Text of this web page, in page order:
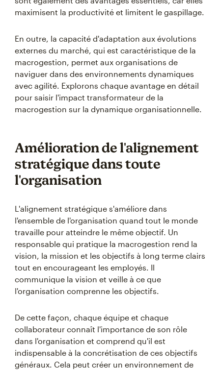
maximisent la productivité et limitent le gaspillage.
En outre, la capacité d'adaptation aux évolutions
externes du marché, qui est caractéristique de la
macrogestion, permet aux organisations de
naviguer dans des environnements dynamiques
avec agilité. Explorons chaque avantage en détail
pour saisir l'impact transformateur de la
macrogestion sur la dynamique organisationnelle.
Amélioration de l'alignement
stratégique dans toute
l'organisation
L'alignement stratégique s'améliore dans
l'ensemble de l'organisation quand tout le monde
travaille pour atteindre le même objectif. Un
responsable qui pratique la macrogestion rend la
vision, la mission et les objectifs à long terme clairs
tout en encourageant les employés. Il
communique la vision et veille à ce que
l'organisation comprenne les objectifs.
De cette façon, chaque équipe et chaque
collaborateur connaît l'importance de son rôle
dans l'organisation et comprend qu'il est
indispensable à la concrétisation de ces objectifs
généraux. Cela peut créer un environnement de